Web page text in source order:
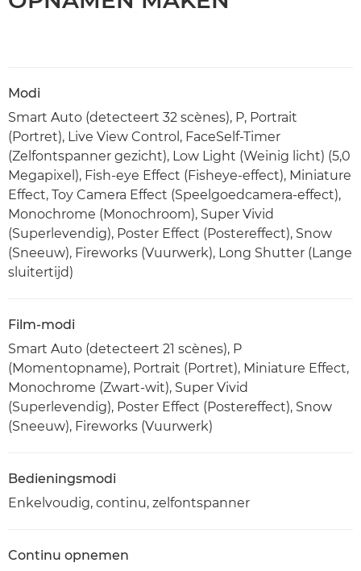
Modi
Smart Auto (detecteert 32 scènes), P, Portrait
(Portret), Live View Control, FaceSelf-Timer
(Zelfontspanner gezicht), Low Light (Weinig licht) (5,0
Megapixel), Fish-eye Effect (Fisheye-effect), Miniature
Effect, Toy Camera Effect (Speelgoedcamera-effect),
Monochrome (Monochroom), Super Vivid
(Superlevendig), Poster Effect (Postereffect), Snow
(Sneeuw), Fireworks (Vuurwerk), Long Shutter (Lange
sluitertijd)
Film-modi
Smart Auto (detecteert 21 scènes), P
(Momentopname), Portrait (Portret), Miniature Effect,
Monochrome (Zwart-wit), Super Vivid
(Superlevendig), Poster Effect (Postereffect), Snow
(Sneeuw), Fireworks (Vuurwerk)
Bedieningsmodi
Enkelvoudig, continu, zelfontspanner
Continu opnemen